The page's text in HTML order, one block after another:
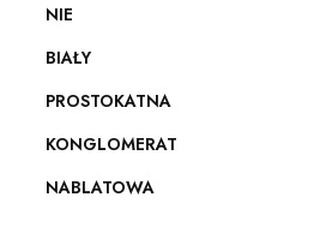
NIE
BIAŁY
PROSTOKATNA
KONGLOMERAT
NABLATOWA